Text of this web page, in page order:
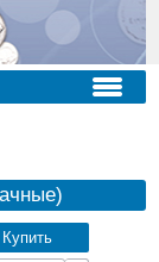
Купить